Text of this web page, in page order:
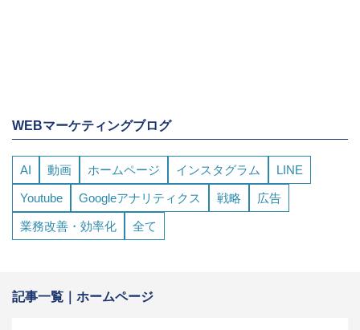
WEBマーケティングブログ
AI 動画 ホームページ インスタグラム LINE
Youtube Googleアナリティクス 戦略 広告
業務改善・効率化 全て
記事一覧｜ホームページ